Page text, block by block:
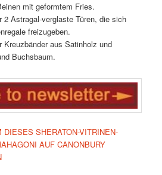
mit geformtem Fries.
2 Astragal-verglaste Türen, die sich
freizugeben.
Kreuzbänder aus Satinholz und
Buchsbaum.
SHERATON-VITRINEN-
AUF CANONBURY